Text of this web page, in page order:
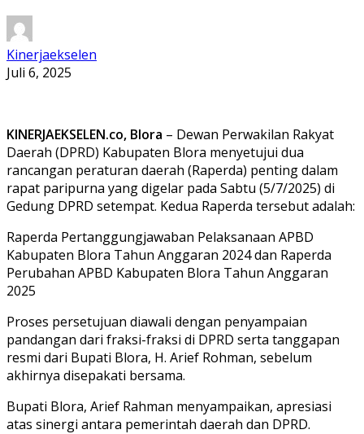
Kinerjaekselen
Juli 6, 2025
KINERJAEKSELEN.co, Blora – Dewan Perwakilan Rakyat
Daerah (DPRD) Kabupaten Blora menyetujui dua
rancangan peraturan daerah (Raperda) penting dalam
rapat paripurna yang digelar pada Sabtu (5/7/2025) di
Gedung DPRD setempat. Kedua Raperda tersebut adalah:
Raperda Pertanggungjawaban Pelaksanaan APBD
Kabupaten Blora Tahun Anggaran 2024 dan Raperda
Perubahan APBD Kabupaten Blora Tahun Anggaran
2025
Proses persetujuan diawali dengan penyampaian
pandangan dari fraksi-fraksi di DPRD serta tanggapan
resmi dari Bupati Blora, H. Arief Rohman, sebelum
akhirnya disepakati bersama.
Bupati Blora, Arief Rahman menyampaikan, apresiasi
atas sinergi antara pemerintah daerah dan DPRD.